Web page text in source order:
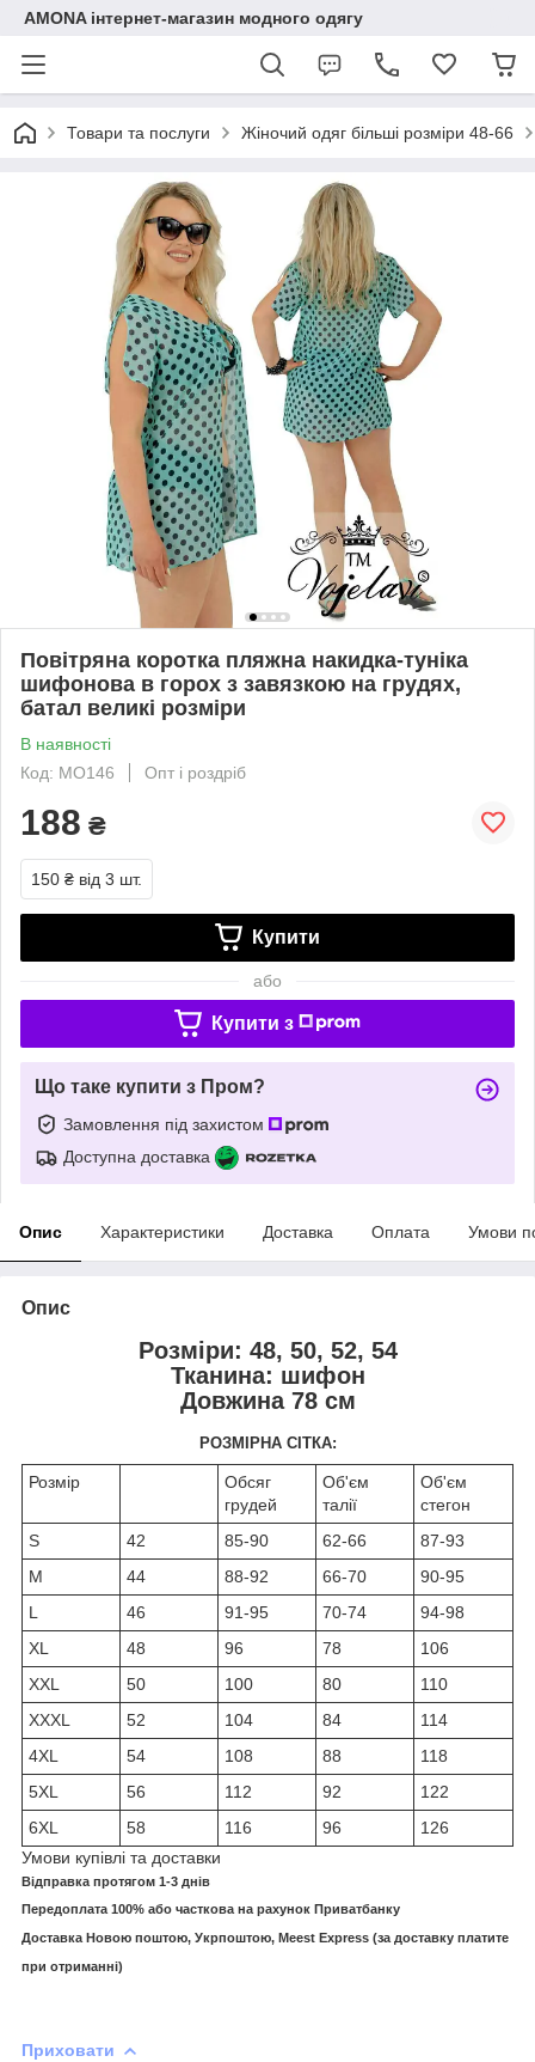
AMONA інтернет-магазин модного одягу
Товари та послуги Жіночий одяг більші розміри 48-66
Повітряна коротка пляжна накидка-туніка
шифонова в горох з завязкою на грудях,
батал великі розміри
В наявності
Код: МО146
Опт і роздріб
188 ₴
150 ₴ від 3 шт.
Купити
або
Купити з
Що таке купити з Пром?
Замовлення під захистом
Доступна доставка
Опис Характеристики Доставка Оплата Умови
Опис
Розміри: 48, 50, 52, 54
Тканина: шифон
Довжина 78 см
РОЗМІРНА СІТКА:
Розмір
Обсяг
грудей
Об'єм
талії
Об'єм
стегон
S
42 85-90 62-66
87-93
M
44 88-92 66-70
90-95
L
46 91-95 70-74
94-98
XL
48 96 78
106
XXL
50 100 80
110
XXXL
52 104 84
114
4XL
54 108 88
118
5XL
56 112 92
122
6XL
58 116 96
126
Умови купівлі та доставки
Відправка протягом 1-3 днів
Передоплата 100% або часткова на рахунок Приватбанку
Доставка Новою поштою, Укрпоштою, Meest Express (за доставку платите
при отриманні)
Приховати